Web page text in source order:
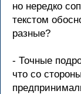
но нередко
текстом
разные?
- Точные
что со